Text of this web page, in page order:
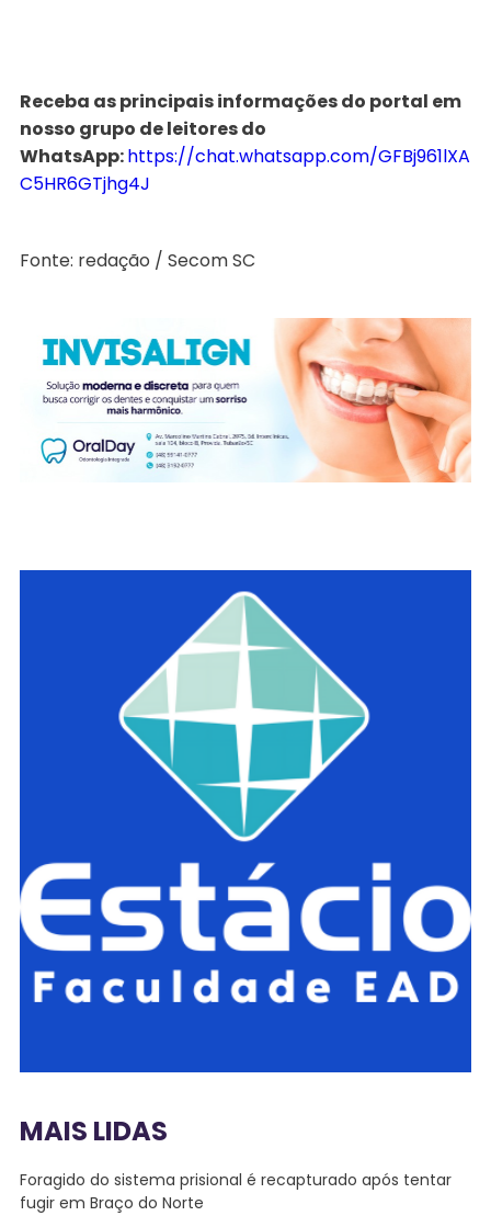
Receba as principais informações do portal em
nosso grupo de leitores do
WhatsApp:https://chat.whatsapp.com/GFBj961lXA
C5HR6GTjhg4J
Fonte: redação / Secom SC
MAIS LIDAS
Foragido do sistema prisional é recapturado após tentar
fugir em Braço do Norte